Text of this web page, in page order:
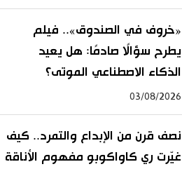
«خروف في الصندوق».. فيلم
يطرح سؤالًا صادمًا: هل يعيد
الذكاء الاصطناعي الموتى؟
03/08/2026
نصف قرن من الإبداع والتمرد.. كيف
غيّرت ري كاواكوبو مفهوم الأناقة